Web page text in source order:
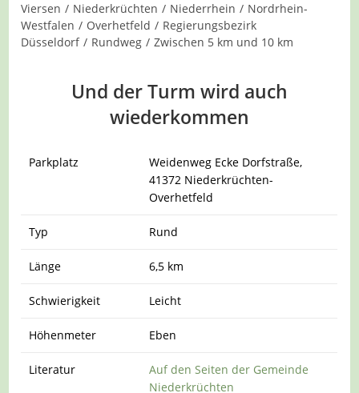
Kategorie:
Viersen / Niederkrüchten / Niederrhein / Nordrhein-
Westfalen / Overhetfeld / Regierungsbezirk
Düsseldorf / Rundweg / Zwischen 5 km und 10 km
Und der Turm wird auch
wiederkommen
Parkplatz
Weidenweg Ecke Dorfstraße,
41372 Niederkrüchten-
Overhetfeld
Typ Rund
Länge 6,5 km
Schwierigkeit Leicht
Höhenmeter Eben
Literatur
Auf den Seiten der Gemeinde
Niederkrüchten